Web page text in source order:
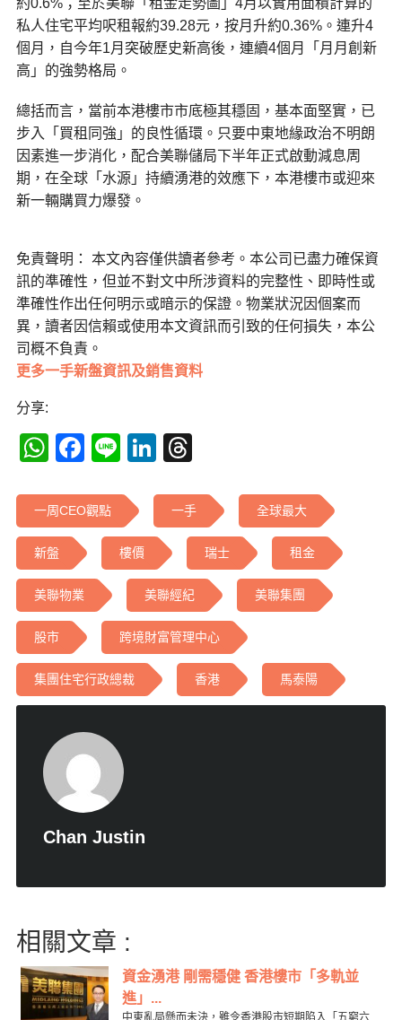
約0.6%；至於美聯「租金走勢圖」4月以實用面積計算的
私人住宅平均呎租報約39.28元，按月升約0.36%。連升4
個月，自今年1月突破歷史新高後，連續4個月「月月創新
高」的強勢格局。
總括而言，當前本港樓市市底極其穩固，基本面堅實，已
步入「買租同強」的良性循環。只要中東地緣政治不明朗
因素進一步消化，配合美聯儲局下半年正式啟動減息周
期，在全球「水源」持續湧港的效應下，本港樓市或迎來
新一輛購買力爆發。
免責聲明： 本文內容僅供讀者參考。本公司已盡力確保資
訊的準確性，但並不對文中所涉資料的完整性、即時性或
準確性作出任何明示或暗示的保證。物業狀況因個案而
異，讀者因信賴或使用本文資訊而引致的任何損失，本公
司概不負責。
更多一手新盤資訊及銷售資料
分享:
WhatsApp
Facebook
LineLinkedIn
一周CEO觀點 一手 全球最大
新盤 樓價 瑞士 租金
美聯物業 美聯經紀 美聯集團
股市 跨境財富管理中心
集團住宅行政總裁 香港 馬泰陽
Chan Justin
相關文章 :
資金湧港 剛需穩健 香港樓市「多軌並
進」...
中東亂局懸而未決，雖令香港股市短期陷入「五窮六